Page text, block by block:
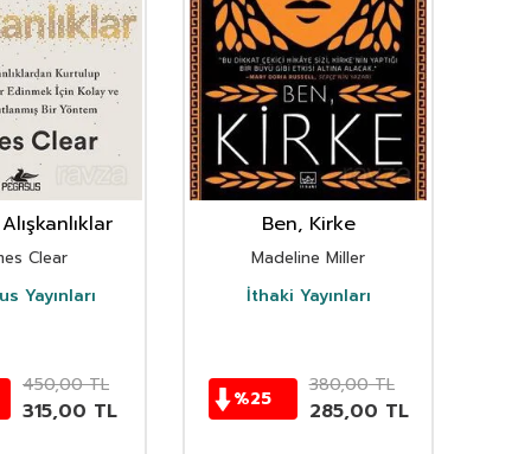
Clear
Yayınları
450,00TL
315,00 TL
Ben, Kirke
Madeline Miller
İthaki Yayınları
%25
380,00TL
285,00 TL